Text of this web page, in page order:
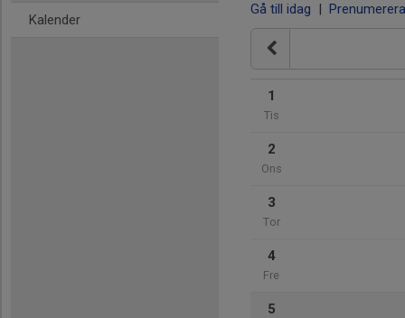
Kalender
Gå till idag | Prenumerera
1
Tis
2
Ons
3
Tor
4
Fre
5